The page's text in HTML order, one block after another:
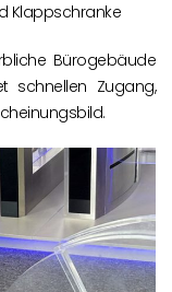
Klappschranke
Bürogebäude
schnellen Zugang,